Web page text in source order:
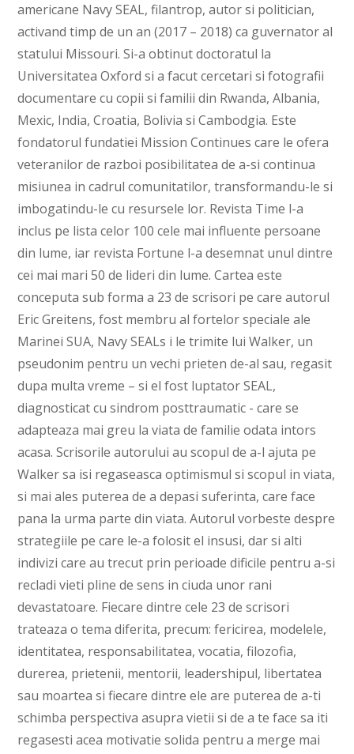
americane Navy SEAL, filantrop, autor si politician,
activand timp de un an (2017 – 2018) ca guvernator al
statului Missouri. Si-a obtinut doctoratul la
Universitatea Oxford si a facut cercetari si fotografii
documentare cu copii si familii din Rwanda, Albania,
Mexic, India, Croatia, Bolivia si Cambodgia. Este
fondatorul fundatiei Mission Continues care le ofera
veteranilor de razboi posibilitatea de a-si continua
misiunea in cadrul comunitatilor, transformandu-le si
imbogatindu-le cu resursele lor. Revista Time l-a
inclus pe lista celor 100 cele mai influente persoane
din lume, iar revista Fortune l-a desemnat unul dintre
cei mai mari 50 de lideri din lume. Cartea este
conceputa sub forma a 23 de scrisori pe care autorul
Eric Greitens, fost membru al fortelor speciale ale
Marinei SUA, Navy SEALs i le trimite lui Walker, un
pseudonim pentru un vechi prieten de-al sau, regasit
dupa multa vreme – si el fost luptator SEAL,
diagnosticat cu sindrom posttraumatic - care se
adapteaza mai greu la viata de familie odata intors
acasa. Scrisorile autorului au scopul de a-l ajuta pe
Walker sa isi regaseasca optimismul si scopul in viata,
si mai ales puterea de a depasi suferinta, care face
pana la urma parte din viata. Autorul vorbeste despre
strategiile pe care le-a folosit el insusi, dar si alti
indivizi care au trecut prin perioade dificile pentru a-si
recladi vieti pline de sens in ciuda unor rani
devastatoare. Fiecare dintre cele 23 de scrisori
trateaza o tema diferita, precum: fericirea, modelele,
identitatea, responsabilitatea, vocatia, filozofia,
durerea, prietenii, mentorii, leadershipul, libertatea
sau moartea si fiecare dintre ele are puterea de a-ti
schimba perspectiva asupra vietii si de a te face sa iti
regasesti acea motivatie solida pentru a merge mai